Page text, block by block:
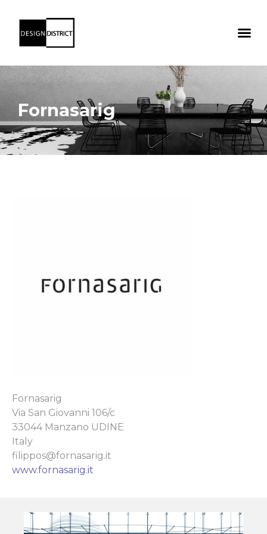
Fornasarig
Fornasarig
Via San Giovanni 106/c
33044 Manzano UDINE
Italy
filippos@fornasarig.it
www.fornasarig.it